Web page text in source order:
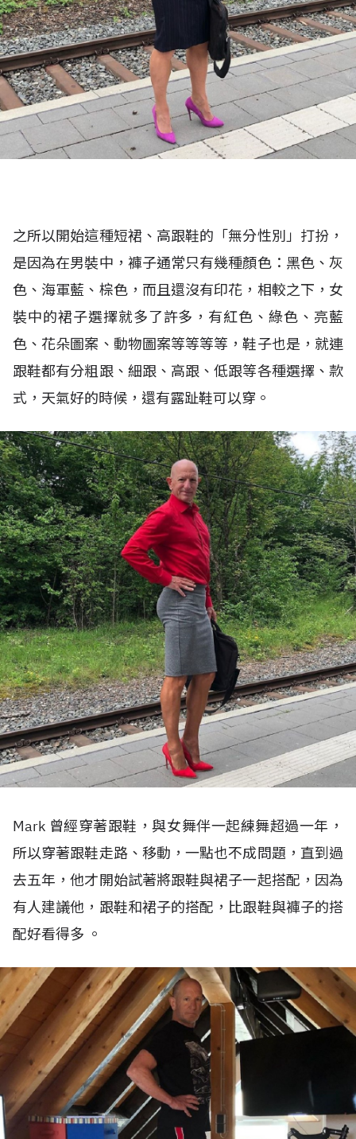
之所以開始這種短裙、高跟鞋的「無分性別」打扮，
是因為在男裝中，褲子通常只有幾種顏色：黑色、灰
色、海軍藍、棕色，而且還沒有印花，相較之下，女
裝中的裙子選擇就多了許多，有紅色、綠色、亮藍
色、花朵圖案、動物圖案等等等等，鞋子也是，就連
跟鞋都有分粗跟、細跟、高跟、低跟等各種選擇、款
式，天氣好的時候，還有露趾鞋可以穿。
Mark 曾經穿著跟鞋，與女舞伴一起練舞超過一年，
所以穿著跟鞋走路、移動，一點也不成問題，直到過
去五年，他才開始試著將跟鞋與裙子一起搭配，因為
有人建議他，跟鞋和裙子的搭配，比跟鞋與褲子的搭
配好看得多 。